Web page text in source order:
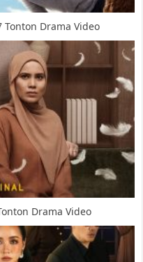
Tonton Drama Video
Drama Video